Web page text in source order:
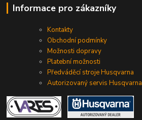
Informace pro zákazníky
Kontakty
Obchodní podmínky
Možnosti dopravy
Platební možnosti
Předváděcí stroje Husqvarna
Autorizovaný servis Husqvarna